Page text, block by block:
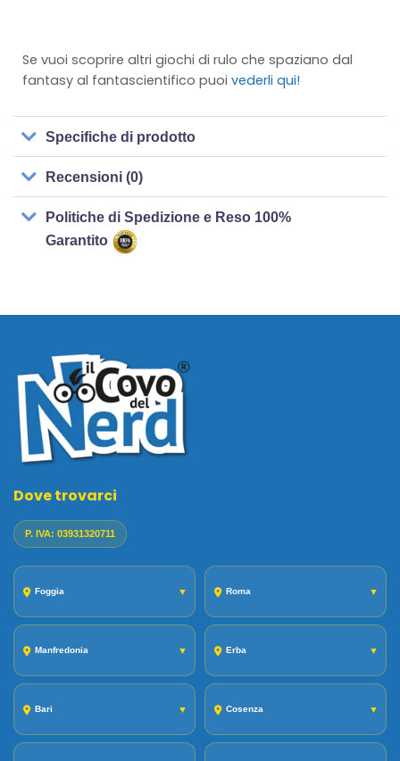
Se vuoi scoprire altri giochi di rulo che spaziano dal
fantasy al fantascientifico puoi vederli qui!
Specifiche di prodotto
Recensioni (0)
Politiche di Spedizione e Reso 100%
Garantito
Dove trovarci
P. IVA: 03931320711
Foggia ▼ Roma ▼
Manfredonia ▼ Erba ▼
Bari ▼ Cosenza ▼